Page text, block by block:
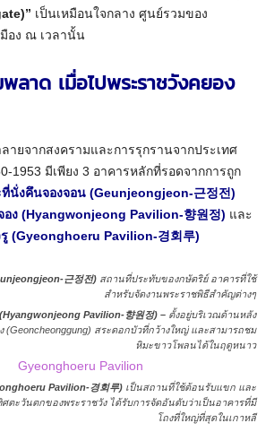
เป็นเหมือนใจกลาง ศูนย์รวมของ
อง ณ เวลานั้น
ลาด เมื่อไปพระราชวังคยอง
ายจากสงครามและการรุกรานจากประเทศ
1953 มีเพียง 3 อาคารหลักที่รอดจากการถูก
ที่นั่งคึนจองจอน (Geunjeongjeon-근정전)
ง (Hyangwonjeong Pavilion-향원정) และ
(Gyeonghoeru Pavilion-경회루)
근정전) สถานที่ประทับของกษัตริย์ อาคารที่ใช้
สำหรับจัดงานพระราชพิธีสำคัญต่างๆ
Pavilion-향원정) – ตั้งอยู่บริเวณด้านหลัง
(Geoncheonggung) สระดอกบัวที่กว้างใหญ่ และสามารถชม
หิมะขาวโพลนได้ในฤดูหนาว
Pavilion-경회루) เป็นสถานที่ใช้ต้อนรับแขก และ
ศตะวันตกของพระราชวัง ได้รับการจัดอันดับว่าเป็นอาคารที่มี
โถงที่ใหญ่ที่สุดในเกาหลี